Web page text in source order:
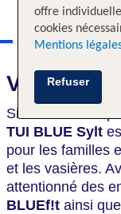
Voici ce
Situé sur l'île la
TUI BLUE Sylt
pour les familles
et les vasières.
attentionné des
BLUEf!t ainsi
offre
cookies
Mentions
Refuser